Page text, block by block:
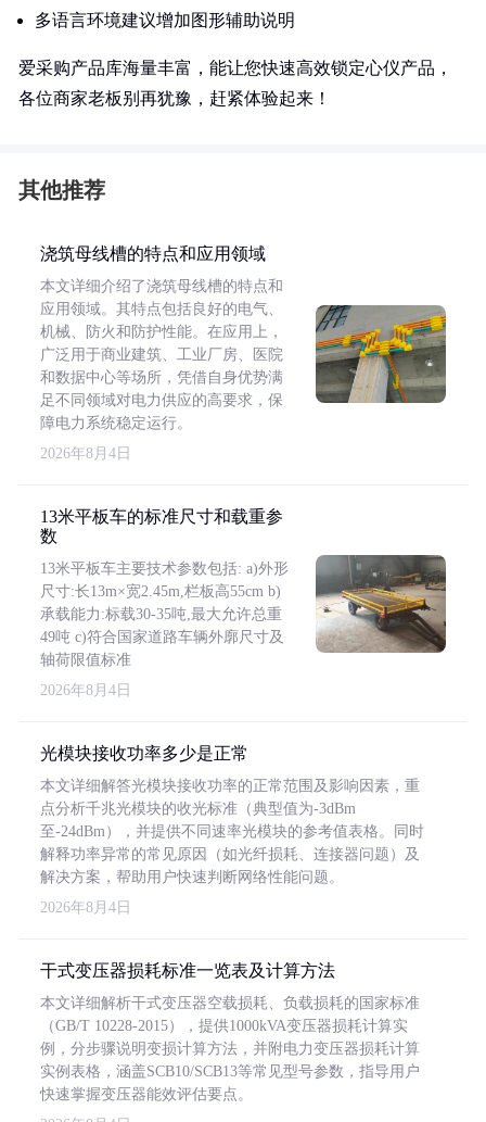
多语言环境建议增加图形辅助说明
爱采购产品库海量丰富，能让您快速高效锁定心仪产品，
各位商家老板别再犹豫，赶紧体验起来！
其他推荐
浇筑母线槽的特点和应用领域
本文详细介绍了浇筑母线槽的特点和
应用领域。其特点包括良好的电气、
机械、防火和防护性能。在应用上，
广泛用于商业建筑、工业厂房、医院
和数据中心等场所，凭借自身优势满
足不同领域对电力供应的高要求，保
障电力系统稳定运行。
2026年8月4日
13米平板车的标准尺寸和载重参
数
13米平板车主要技术参数包括: a)外形
尺寸:长13m×宽2.45m,栏板高55cm b)
承载能力:标载30-35吨,最大允许总重
49吨 c)符合国家道路车辆外廓尺寸及
轴荷限值标准
2026年8月4日
光模块接收功率多少是正常
本文详细解答光模块接收功率的正常范围及影响因素，重
点分析千兆光模块的收光标准（典型值为-3dBm
至-24dBm），并提供不同速率光模块的参考值表格。同时
解释功率异常的常见原因（如光纤损耗、连接器问题）及
解决方案，帮助用户快速判断网络性能问题。
2026年8月4日
干式变压器损耗标准一览表及计算方法
本文详细解析干式变压器空载损耗、负载损耗的国家标准
（GB/T 10228-2015），提供1000kVA变压器损耗计算实
例，分步骤说明变损计算方法，并附电力变压器损耗计算
实例表格，涵盖SCB10/SCB13等常见型号参数，指导用户
快速掌握变压器能效评估要点。